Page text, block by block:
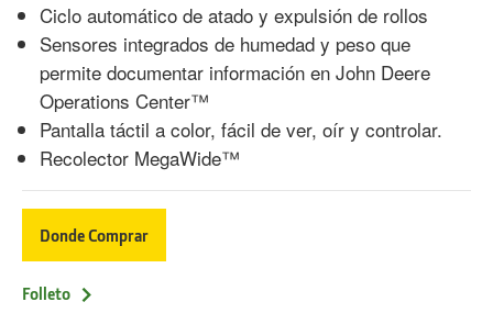
Ciclo automático de atado y expulsión de rollos
Sensores integrados de humedad y peso que
permite documentar información en John Deere
Operations Center™
Pantalla táctil a color, fácil de ver, oír y controlar.
Recolector MegaWide™
Donde Comprar
Folleto